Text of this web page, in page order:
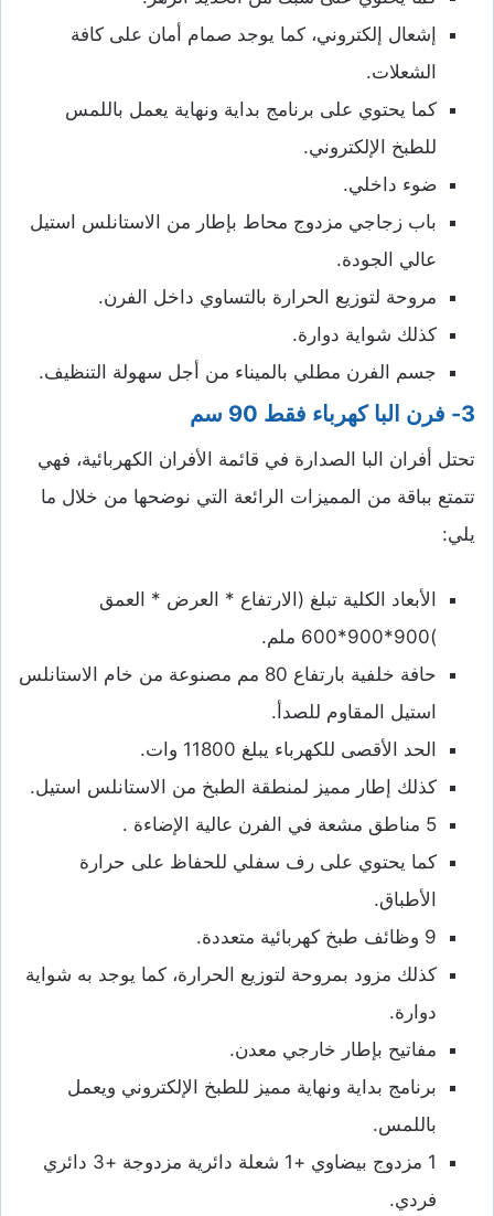
إشعال إلكتروني، كما يوجد صمام أمان على كافة
الشعلات.
كما يحتوي على برنامج بداية ونهاية يعمل باللمس
للطبخ الإلكتروني.
ضوء داخلي.
باب زجاجي مزدوج محاط بإطار من الاستانلس استيل
عالي الجودة.
مروحة لتوزيع الحرارة بالتساوي داخل الفرن.
كذلك شواية دوارة.
جسم الفرن مطلي بالميناء من أجل سهولة التنظيف.
3- فرن البا كهرباء فقط 90 سم
تحتل أفران البا الصدارة في قائمة الأفران الكهربائية، فهي
تتمتع بباقة من المميزات الرائعة التي نوضحها من خلال ما
يلي:
الأبعاد الكلية تبلغ (الارتفاع * العرض * العمق
)900*900*600 ملم.
حافة خلفية بارتفاع 80 مم مصنوعة من خام الاستانلس
استيل المقاوم للصدأ.
الحد الأقصى للكهرباء يبلغ 11800 وات.
كذلك إطار مميز لمنطقة الطبخ من الاستانلس استيل.
5 مناطق مشعة في الفرن عالية الإضاءة .
كما يحتوي على رف سفلي للحفاظ على حرارة
الأطباق.
9 وظائف طبخ كهربائية متعددة.
كذلك مزود بمروحة لتوزيع الحرارة، كما يوجد به شواية
دوارة.
مفاتيح بإطار خارجي معدن.
برنامج بداية ونهاية مميز للطبخ الإلكتروني ويعمل
باللمس.
1 مزدوج بيضاوي +1 شعلة دائرية مزدوجة +3 دائري
فردي.